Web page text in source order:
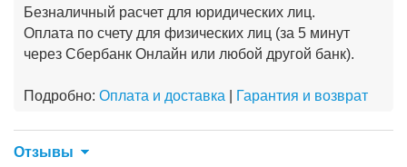
Безналичный расчет для юридических лиц.
Оплата по счету для физических лиц (за 5 минут
через Сбербанк Онлайн или любой другой банк).
Подробно: Оплата и доставка Гарантия и возврат
Отзывы